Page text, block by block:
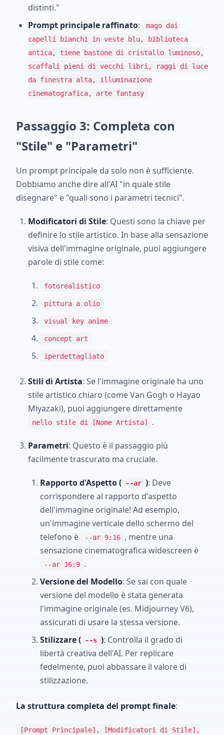
distinti."
Prompt principale raffinato:
mago dai
capelli bianchi in veste blu, biblioteca
antica, tiene bastone di cristallo luminoso,
scaffali pieni di vecchi libri, raggi di luce
da finestra alta, illuminazione
cinematografica, arte fantasy
Passaggio 3: Completa con
"Stile" e "Parametri"
Un prompt principale da solo non è sufficiente.
Dobbiamo anche dire all'AI "in quale stile
disegnare" e "quali sono i parametri tecnici".
Modificatori di Stile: Questi sono la chiave per
definire lo stile artistico. In base alla sensazione
visiva dell'immagine originale, puoi aggiungere
parole di stile come:
fotorealistico
pittura a olio
visual key anime
concept art
iperdettagliato
Stili di Artista: Se l'immagine originale ha uno
stile artistico chiaro (come Van Gogh o Hayao
Miyazaki), puoi aggiungere direttamente
nello stile di [Nome Artista] .
Parametri: Questo è il passaggio più
facilmente trascurato ma cruciale.
Rapporto d'Aspetto ( --ar ): Deve
corrispondere al rapporto d'aspetto
dell'immagine originale! Ad esempio,
un'immagine verticale dello schermo del
telefono è
--ar 9:16 , mentre una
sensazione cinematografica widescreen è
--ar 16:9 .
Versione del Modello: Se sai con quale
versione del modello è stata generata
l'immagine originale (es. Midjourney V6),
assicurati di usare la stessa versione.
Stilizzare (
--s ): Controlla il grado di
libertà creativa dell'AI. Per replicare
fedelmente, puoi abbassare il valore di
stilizzazione.
La struttura completa del prompt finale:
[Prompt Principale], [Modificatori di Stile],